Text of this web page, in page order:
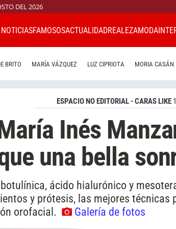
DEL 2026
NOTICIASFAMOSOSACTUALIDADREALEZAMODA
BRITO MARÍA VÁZQUEZ LUZ CIPRIOTA MORIA CASÁN
ESPACIO NO EDITORIAL - CARAS LIKE
Inés
una bella
ácido hialurónico y
y prótesis, las mejores técnicas
orofacial.
Galería de fotos